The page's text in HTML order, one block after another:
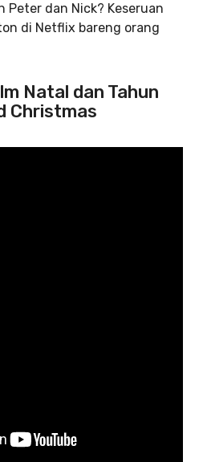
dan Nick? Keseruan
di Netflix bareng orang
Natal dan Tahun
Christmas